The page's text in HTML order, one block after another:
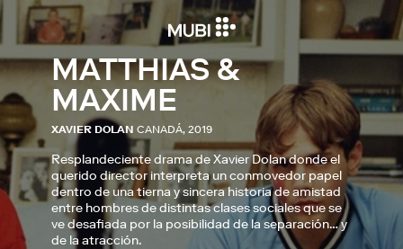
MATTHIAS &
MAXIME
XAVIER DOLAN CANADÁ, 2019
Resplandeciente drama de Xavier Dolan donde el
querido director interpreta un conmovedor papel
dentro de una tierna y sincera historia de amistad
entre hombres de distintas clases sociales que se
ve desafiada por la posibilidad de la separación… y
de la atracción.